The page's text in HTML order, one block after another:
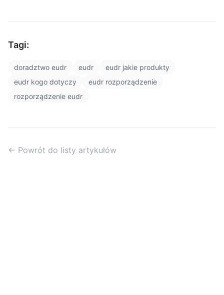
Tagi:
doradztwo eudr eudr
eudr jakie produkty
eudr kogo dotyczy
eudr rozporządzenie
rozporządzenie eudr
← Powrót do listy artykułów